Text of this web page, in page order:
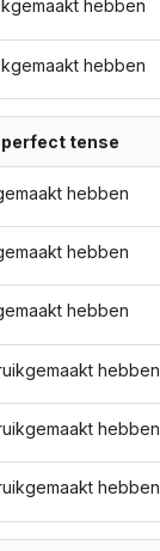
hebben
hebben
tense
hebben
hebben
hebben
hebben
hebben
hebben